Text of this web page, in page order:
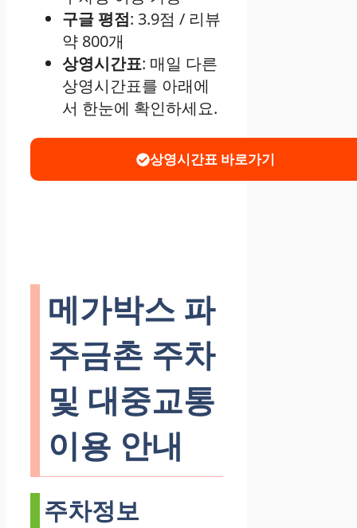
구글 평점: 3.9점 / 리뷰
약 800개
상영시간표: 매일 다른
상영시간표를 아래에
서 한눈에 확인하세요.
상영시간표 바로가기
메가박스 파
주금촌 주차
및 대중교통
이용 안내
주차정보